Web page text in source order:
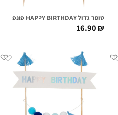
טופר גדול HAPPY BIRTHDAY פונפונים ורוד חם
16.90₪